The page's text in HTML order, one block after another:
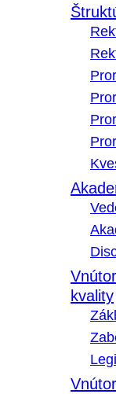
kvality